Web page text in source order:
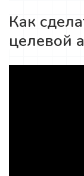
Как
целевой